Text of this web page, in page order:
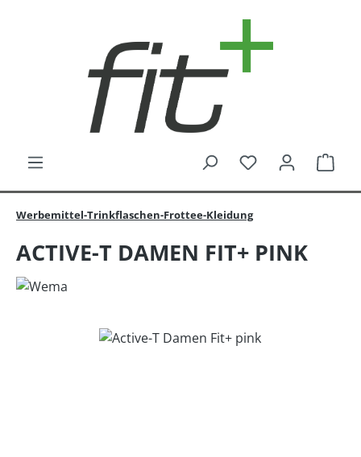
Du hast 0
Werbemittel-Trinkflaschen-Frottee-Kleidung
ACTIVE-T DAMEN FIT+ PINK
Bildergalerie überspringen